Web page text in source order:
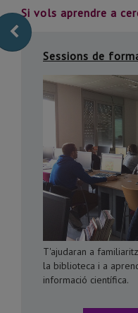
Si vols aprendre a
Sessions de
T'ajudaran a
la biblioteca i a
informació científica.